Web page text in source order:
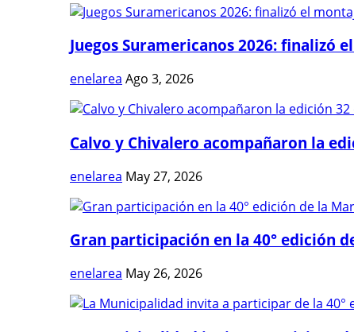
Juegos Suramericanos 2026: finalizó
enelarea Ago 3, 2026
Calvo y Chivalero acompañaron la
enelarea May 27, 2026
Gran participación en la 40° edición
enelarea May 26, 2026